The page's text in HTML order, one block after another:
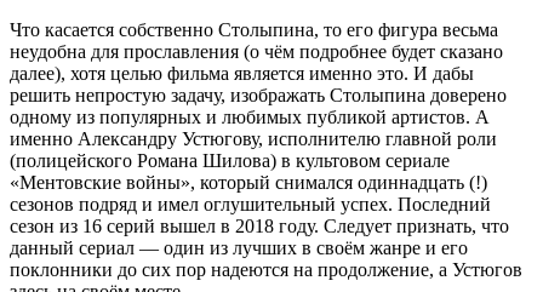
Что касается собственно Столыпина, то его фигура весьма
неудобна для прославления (о чём подробнее будет сказано
далее), хотя целью фильма является именно это. И дабы
решить непростую задачу, изображать Столыпина доверено
одному из популярных и любимых публикой артистов. А
именно Александру Устюгову, исполнителю главной роли
(полицейского Романа Шилова) в культовом сериале
«Ментовские войны», который снимался одиннадцать (!)
сезонов подряд и имел оглушительный успех. Последний
сезон из 16 серий вышел в 2018 году. Следует признать, что
данный сериал — один из лучших в своём жанре и его
поклонники до сих пор надеются на продолжение, а Устюгов